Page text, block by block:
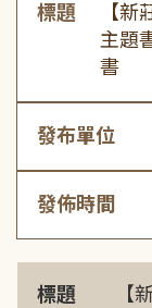
標題
【
主題
書
發布單位
發佈時間
標題
【